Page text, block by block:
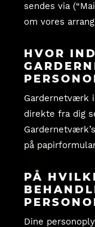
sendes via
om vores
HVOR
Gardernetværk
direkte fra dig
på
PÅ
Dine